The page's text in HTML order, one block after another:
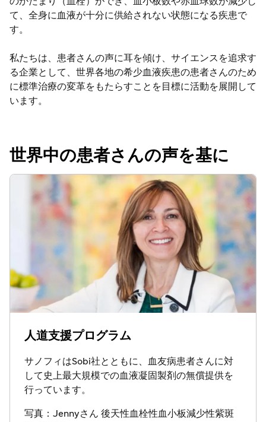
て、全身に血液が十分に供給されない状態になる疾患で
す。
私たちは、患者さんの声に耳を傾け、サイエンスを追求す
る企業として、世界各地の希少血液疾患の患者さんのため
に標準治療の変革をもたらすことを目標に活動を展開して
います。
世界中の患者さんの声を基に
人道支援プログラム
サノフィはSobi社とともに、血友病患者さんに対
して史上最大規模での血液凝固製剤の無償提供を
行っています。
写真：Jennyさん 後天性血栓性血小板減少性紫斑